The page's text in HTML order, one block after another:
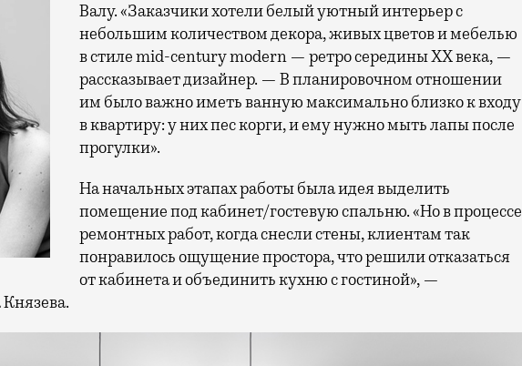
Валу. «Заказчики хотели белый уютный интерьер с
небольшим количеством декора, живых цветов и мебелью
в стиле mid-century modern — ретро середины ХХ века, —
рассказывает дизайнер. — В планировочном отношении
им было важно иметь ванную максимально близко к входу
в квартиру: у них пес корги, и ему нужно мыть лапы после
прогулки».
На начальных этапах работы была идея выделить
помещение под кабинет/гостевую спальню. «Но в процессе
ремонтных работ, когда снесли стены, клиентам так
понравилось ощущение простора, что решили отказаться
от кабинета и объединить кухню с гостиной», —